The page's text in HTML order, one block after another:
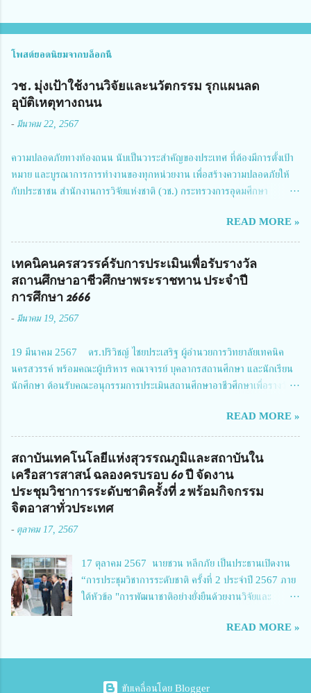
โพสต์ยอดนิยมจากบล็อกนี้
วช. มุ่งเป้าใช้งานวิจัยและนวัตกรรม รุกแผนลด
อุบัติเหตุทางถนน
- มีนาคม 22, 2567
ความปลอดภัยทางท้องถนน นับเป็นวาระสำคัญของประเทศ ที่ต้องมีการตั้งเป้า
หมาย และบูรณาการการทำงานของทุกหน่วยงาน เพื่อสร้างความปลอดภัยให้
กับประชาชน สำนักงานการวิจัยแห่งชาติ (วช.) กระทรวงการอุดมศึกษา
สมาคมวิศวกรรมชีวการแพทย์ไทย จัดการประชุมเผยแพร่ผลการดำเนินงาน
โครงการการวิจัยเชิงปฏิบัติการโดยบูรณาการทุกภาคส่วน เพื่อลดอุบัติเหตุและ
การเสียชีวิตให้สอดคล้องกับเป้าหมายแผนแม่บทฉบับที่ 5 ในวันที่ 22 มีนาคม
2567 โดยมี ดร.วิภารัตน์ ดีอ่อง ผู้อำนวยการสำนักงานการวิจัยแห่งชาติ เป็น
ประธานในพิธีเปิดพร้อมให้นโยบายการผลักดันงานวิจัยเพื่อความปลอดภัยทาง
การประชุมในครั้งนี้ นางสาวสตตกมล เกียรติพานิช ผู้อำนวยการกองบริหารทุน
Richmond Stylish Convention Hotel จังหวัดนนทบุรี ดร.วิภารัตน์ ดีอ่อง
ผู้อำนวยการสำนักงานการวิจัยแห่งชาติ กล่าวว่า วช. ในฐานะหน่วยงานบริหาร
จัดการทุนวิจัยและนวัตกรรมได้เล็งเห็นถึงความสำคัญของกา...
READ MORE »
เทคนิคนครสวรรค์รับการประเมินเพื่อรับรางวัล
สถานศึกษาอาชีวศึกษาพระราชทาน ประจำปี
การศึกษา 2666
- มีนาคม 19, 2567
19 มีนาคม 2567 ดร.ปริวิชญ์ ไชยประเสริฐ ผู้อำนวยการวิทยาลัยเทคนิค
นครสวรรค์ พร้อมคณะผู้บริหาร คณาจารย์ บุคลากรสถานศึกษา และนักเรียน
นักศึกษา ต้อนรับคณะอนุกรรมการประเมินสถานศึกษาอาชีวศึกษาเพื่อรางวัล
นายจักรภพ เนวะมาตย์ ผู้อำนวยการวิทยาลัยเทคนิคตาก ประธานคณะอนุกร
รมการฯ 1.นายวณิชา คณะใน ผู้ทรงคุณวุฒิ 2.นายภัทธาวุธ โพธา ผู้อำนวย
การวิทยาลัยสารพัดช่างกำแพงเพชร 3.นางสาวหัตถาภรณ์ เสาร์เรือน ผู้อำนวย
การวิทยาลัยการอาชีพบ้านตาก 4.นางเพ็ญศรี ขุนทอง ผู้อำนวยการวิทยาลัย
การอาชีพรัตนประสิทธิ์วิทย์ 5.นายธเนศ คงวังทอง ผู้อำนวยการวิทยาลัย
เกษตรและเทคโนโลยีพิจิตร 6.นายชัยณรงค์ คชมาตย์ ผู้อำนวยการวิทยาลัย
8.นายณัฐกฤต ภูทวี รองผู้อำนวยการวิทยาลัยเทคนิคตาก นายจักรภพ กล่าว
ยาวนาน มีบุคลากร นักเรียน นักศึกษาจำนวนมาก ต้องการควา...
READ MORE »
สถาบันเทคโนโลยีแห่งสุวรรณภูมิและสถาบันใน
เครือสารสาสน์ ฉลองครบรอบ 60 ปี จัดงาน
ประชุมวิชาการระดับชาติครั้งที่ 2 พร้อมกิจกรรม
จิตอาสาทั่วประเทศ
- ตุลาคม 17, 2567
17 ตุลาคม 2567 นายชวน หลีกภัย เป็นประธานเปิดงาน
“การประชุมวิชาการระดับชาติ ครั้งที่ 2 ประจำปี 2567 ภาย
ใต้หัวข้อ "การพัฒนาชาติอย่างยั่งยืนด้วยงานวิจัยและ
Technology National Conference 2024: 'Towards
ชาติอยางยั่งยืนด้วยงานวิจัยและนวัตกรรม" และ นางสาวศิริ
READ MORE »
ขับเคลื่อนโดย Blogger